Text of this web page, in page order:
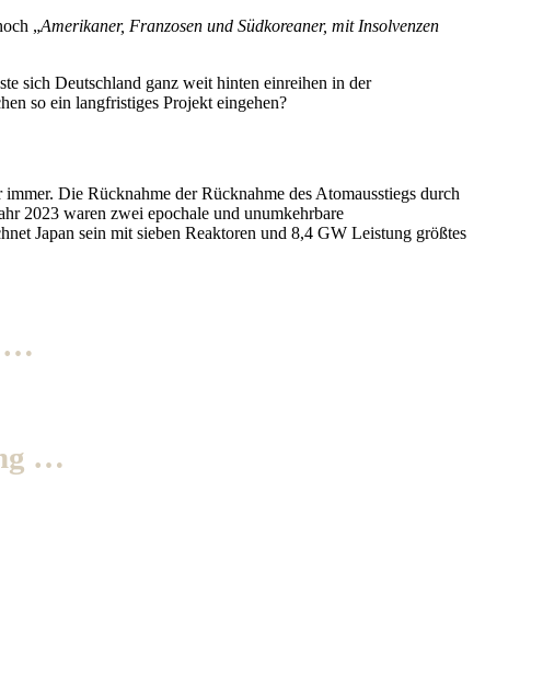
„Amerikaner, Franzosen und Südkoreaner, mit Insolvenzen
sich Deutschland ganz weit hinten einreihen in der
so ein langfristiges Projekt eingehen?
Die Rücknahme der Rücknahme des Atomausstiegs durch
2023 waren zwei epochale und unumkehrbare
Japan sein mit sieben Reaktoren und 8,4 GW Leistung größtes
…
…